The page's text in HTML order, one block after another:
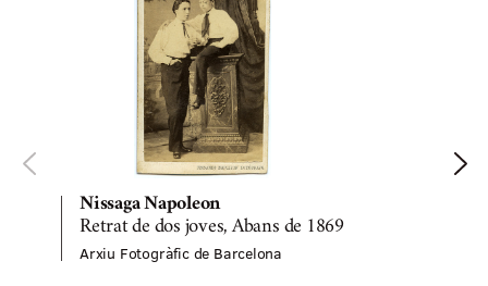
Nissaga Napoleon
Retrat de dos joves, Abans de 1869
Arxiu Fotogràfic de Barcelona